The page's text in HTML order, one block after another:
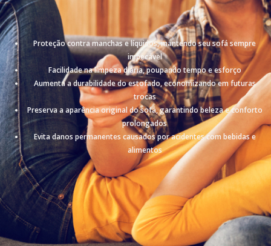
Proteção contra manchas e líquidos, mantendo seu sofá sempre
impecável
Facilidade na limpeza diária, poupando tempo e esforço
Aumenta a durabilidade do estofado, economizando em futuras
trocas
Preserva a aparência original do sofá, garantindo beleza e conforto
prolongados
Evita danos permanentes causados por acidentes com bebidas e
alimentos